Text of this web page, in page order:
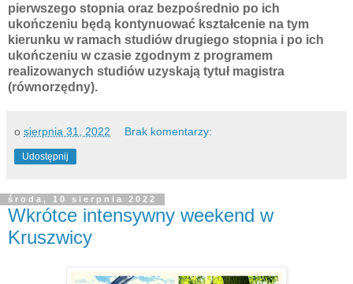
pierwszego stopnia oraz bezpośrednio po ich
ukończeniu będą kontynuować kształcenie na tym
kierunku w ramach studiów drugiego stopnia i po ich
ukończeniu w czasie zgodnym z programem
realizowanych studiów uzyskają tytuł magistra
(równorzędny).
o sierpnia 31, 2022 Brak komentarzy:
Udostępnij
środa, 10 sierpnia 2022
Wkrótce intensywny weekend w
Kruszwicy